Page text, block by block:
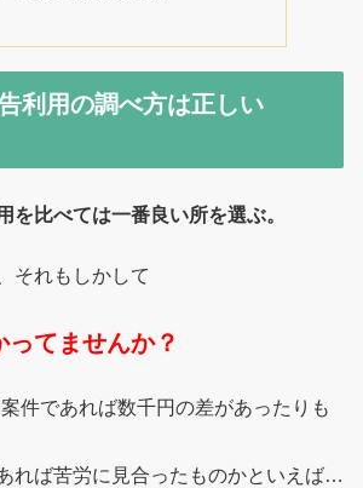
利用の調べ方は正しい
を比べては一番良い所を選ぶ。
それもしかして
てませんか？
件であれば数千円の差があったりも
れば苦労に見合ったものかといえば…